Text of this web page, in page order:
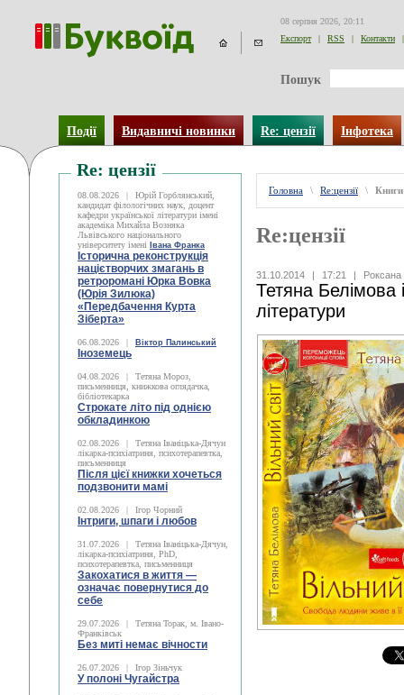
08 серпня 2026, 20:11
Експорт
| RSS | Контакти |
Пошук
Події Видавничі новинки Re: цензії Інфотека
Re: цензії
08.08.2026 |
Юрій Горблянський,
кандидат філологічних наук, доцент
кафедри української літератури імені
академіка Михайла Возняка
Львівського національного
університету імені
Івана Франка
Історична реконструкція
націєтворчих змагань в
ретроромані Юрка Вовка
(Юрія Зилюка)
«Передбачення Курта
Зіберта»
06.08.2026 | Віктор Палинський
Іноземець
04.08.2026 |
Тетяна Мороз,
письменниця, книжкова оглядачка,
бібліотекарка
Строкате літо під однією
обкладинкою
02.08.2026 |
Тетяна Іваніцька-Дячун
лікарка-психіатриня, психотерапевтка,
письменниця
Після цієї книжки хочеться
подзвонити мамі
02.08.2026 | Ігор Чорний
Інтриги, шпаги і любов
31.07.2026 |
Тетяна Іваніцька-Дячун,
лікарка-психіатриня, PhD,
психотерапевтка, письменниця
Закохатися в життя —
означає повернутися до
себе
29.07.2026 |
Тетяна Торак, м. Івано-
Франківськ
Без миті немає вічности
26.07.2026 | Ігор Зіньчук
У полоні Чугайстра
Головна \ Re:цензії \ Книги
Re:цензії
31.10.2014 | 17:21 | Роксана
Тетяна Белімова
літератури